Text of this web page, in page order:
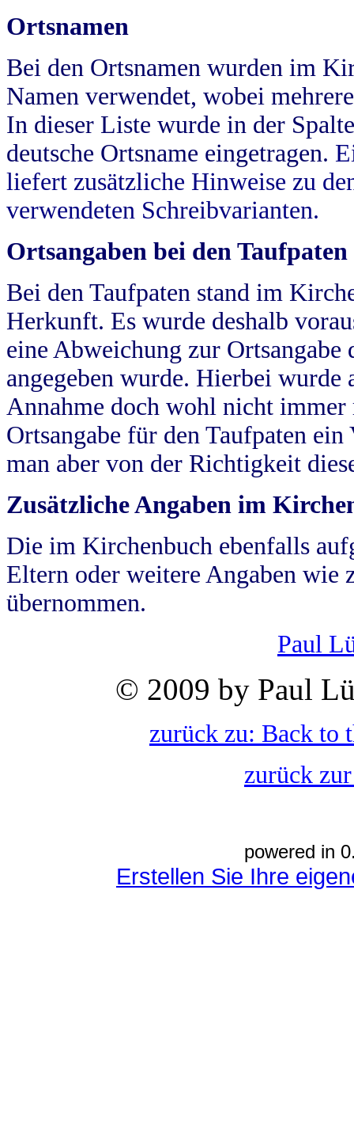
Ortsnamen
Bei den Ortsnamen wurden im
Namen verwendet, wobei
In dieser Liste wurde in der
deutsche Ortsname eingetragen.
liefert zusätzliche Hinweise zu
verwendeten Schreibvarianten.
Ortsangaben bei den Taufpaten
Bei den Taufpaten stand im
Herkunft. Es wurde deshalb
eine Abweichung zur
angegeben wurde. Hierbei wurde
Annahme doch wohl nicht
Ortsangabe für den Taufpaten
man aber von der Richtigkeit
Zusätzliche Angaben im
Die im Kirchenbuch ebenfalls
Eltern oder weitere Angaben wie
übernommen.
Paul
© 2009 by Paul
zurück zu: Back to
zurück
powered in
Erstellen Sie Ihre